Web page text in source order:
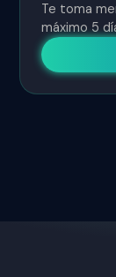
Te toma
máximo 5